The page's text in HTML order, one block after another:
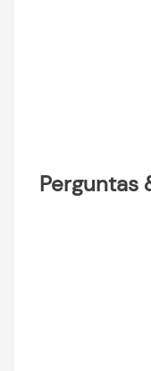
Perguntas